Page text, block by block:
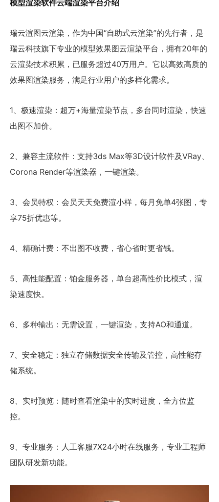
模型渲染软件云端渲染平台介绍
瑞云渲图云渲染，作为中国“自助式云渲染”的先行者，是
瑞云科技旗下专业的模型效果图云渲染平台，拥有20年的
云渲染技术积累，已服务超过40万用户。它以高效高质的
效果图渲染服务，满足行业用户的多样化需求。
1、极速渲染：超万+海量渲染节点，多台同时渲染，快速
出图不加价。
2、兼容主流软件：支持3ds Max等3D设计软件及VRay、
Corona Render等渲染器，一键渲染。
3、会员特权：会员天天免费渲小样，每月免单4张图，专
享75折优惠等。
4、精确计费：不出图不收费，省心省时更省钱。
5、高性能配置：铂金服务器，单台超高性价比模式，渲
染速度快。
6、多种输出：无需设置，一键渲染，支持AO和通道。
7、安全稳定：独立存储数据安全传输及管控，高性能存
储系统。
8、实时预览：随时查看渲染中的实时进度，全方位监
控。
9、专业服务：人工客服7X24小时在线服务，专业工程师
团队研发新功能。